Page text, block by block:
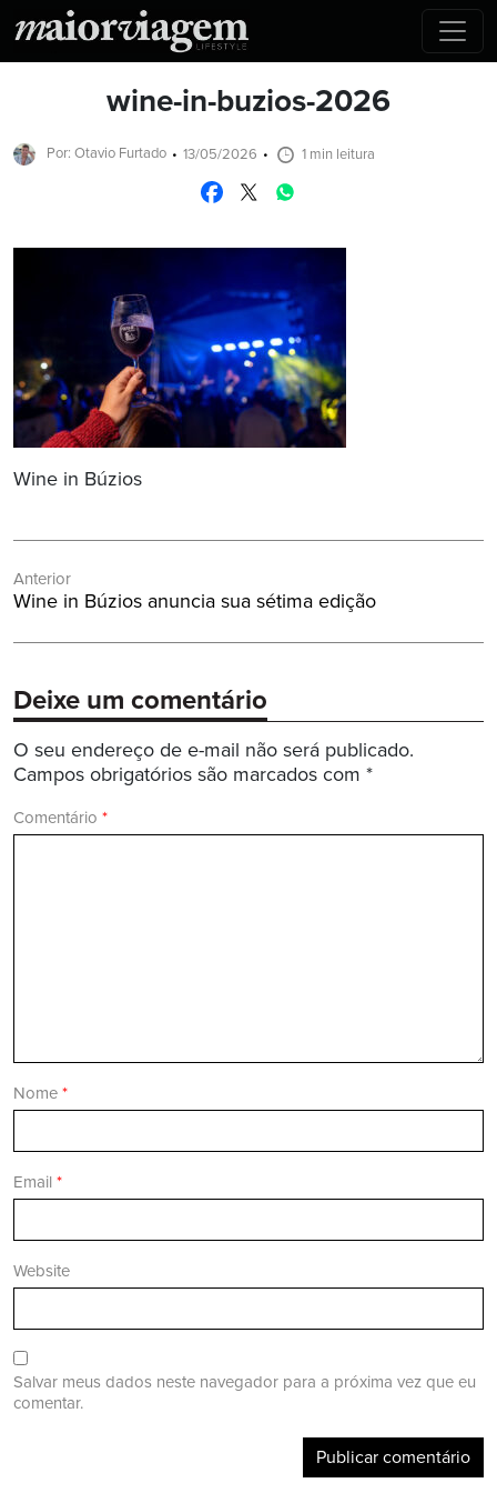
wine-in-buzios-2026
Por: Otavio Furtado 13/05/2026 1 min leitura
Wine in Búzios
de
Anterior
Post
Wine in Búzios anuncia sua sétima edição
Deixe um comentário
O seu endereço de e-mail não será publicado.
Campos obrigatórios são marcados com *
Comentário *
Nome *
Email *
Website
Salvar meus dados neste navegador para a próxima vez que eu
comentar.